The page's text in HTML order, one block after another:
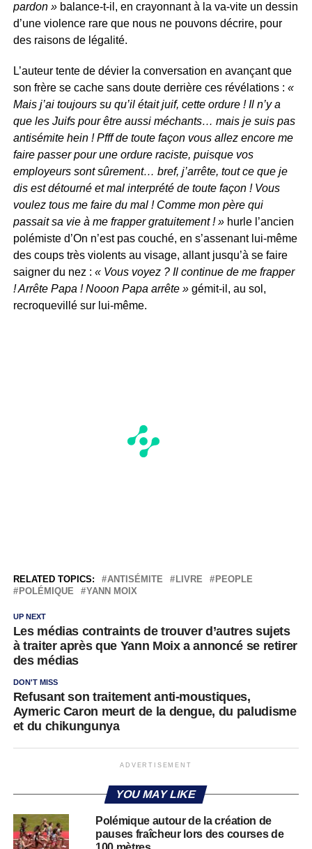
pardon »balance-t-il, en crayonnant à la va-vite un dessin
d’une violence rare que nous ne pouvons décrire, pour
des raisons de légalité.
L’auteur tente de dévier la conversation en avançant que
son frère se cache sans doute derrière ces révélations : «
Mais j’ai toujours su qu’il était juif, cette ordure ! Il n’y a
que les Juifs pour être aussi méchants… mais je suis pas
antisémite hein ! Pfff de toute façon vous allez encore me
faire passer pour une ordure raciste, puisque vos
employeurs sont sûrement… bref, j’arrête, tout ce que je
dis est détourné et mal interprété de toute façon ! Vous
voulez tous me faire du mal ! Comme mon père qui
passait sa vie à me frapper gratuitement ! »hurle l’ancien
polémiste d’On n’est pas couché, en s’assenant lui-même
des coups très violents au visage, allant jusqu’à se faire
saigner du nez : « Vous voyez ? Il continue de me frapper
! Arrête Papa ! Nooon Papa arrête » gémit-il, au sol,
recroquevillé sur lui-même.
RELATED TOPICS: ANTISÉMITE LIVRE
PEOPLE
POLÉMIQUE
YANN MOIX
UP NEXT
Les médias contraints de trouver d’autres sujets
à traiter après que Yann Moix a annoncé se retirer
des médias
DON'T MISS
Refusant son traitement anti-moustiques,
Aymeric Caron meurt de la dengue, du paludisme
et du chikungunya
ADVERTISEMENT
YOU MAY LIKE
Polémique autour de la création de
pauses fraîcheur lors des courses de